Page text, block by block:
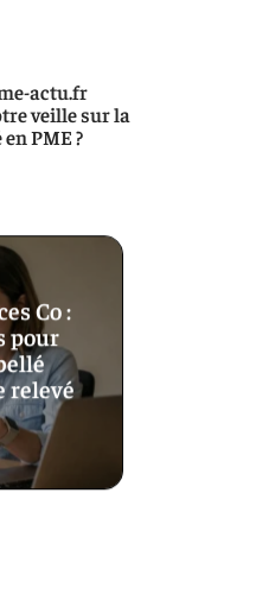
actu.fr
veille sur la
PME ?
Co :
pour
relevé